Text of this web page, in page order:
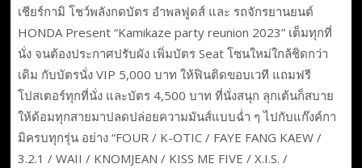
เชียร์กามิ โชว์พลังกดบัตร อำพลฟูดส์ และ รถจักรยานยนต์
HONDA Present “Kamikaze party reunion 2023” เต็มทุกที่
นั่ง จนต้องประกาศปรับผัง เพิ่มบัตร Seat โซนใหม่ใกล้ชิดกว่า
เดิม กับบัตรนั่ง VIP 5,000 บาท ให้ฟินติดขอบเวที แถมฟรี
โปสเตอร์ทุกที่นั่ง และบัตร 4,500 บาท ที่นั่งสนุก ลุกเต้นก็สบาย
ให้ด้อมทุกสายมาปลดปล่อยความมันส์แบบฉ่ำ ๆ ไปกับแก๊งค์กา
มิครบทุกรุ่น อย่าง “FOUR / K-OTIC / FAYE FANG KAEW /
3.2.1 / WAII / KNOMJEAN / KISS ME FIVE / X.I.S. /